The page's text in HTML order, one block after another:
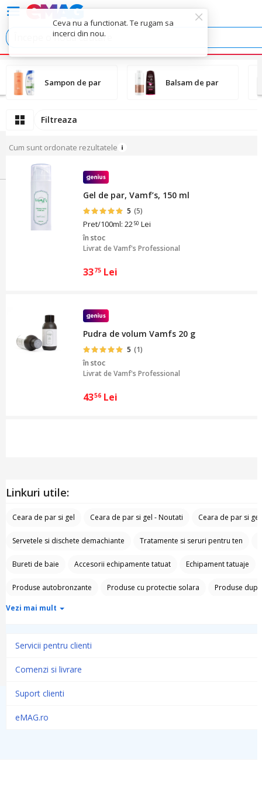
Ceva nu a functionat. Te rugam sa
incerci din nou.
Sampon de par Balsam de par
Filtreaza
Cum sunt ordonate rezultatele
Gel de par, Vamf’s, 150 ml
5 (5)
Pret/100ml: 2250 Lei
în stoc
Livrat deVamf's Professional
3375 Lei
Pudra de volum Vamfs 20 g
5 (1)
în stoc
Livrat deVamf's Professional
4356 Lei
Linkuri utile:
Ceara de par si gel Ceara de par si gel - Noutati Ceara de par si
Servetele si dischete demachiante Tratamente si seruri pentru ten
Bureti de baie Accesorii echipamente tatuat Echipament tatuaje
Produse autobronzante Produse cu protectie solara Produse
Vezi mai mult
Servicii pentru clienti
Comenzi si livrare
Suport clienti
eMAG.ro